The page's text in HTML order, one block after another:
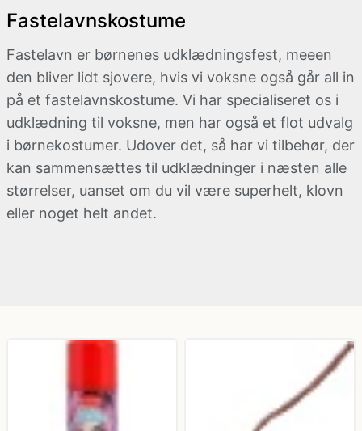
Dyrekostume
Farvede kontaktlinser
Gatsby tøj og Gangster kostume
Græsk gud kostume
Hatte og masker
Kostume-tilbehør (andet)
Nytår
Påske
Sommer
Vinter
- billige LED lyskæder
Fastelavnskostume
Fastelavn er børnenes udklædningsfest, meeen
den bliver lidt sjovere, hvis vi voksne også går all in
på et fastelavnskostume. Vi har specialiseret os i
udklædning til voksne, men har også et flot udvalg
i børnekostumer. Udover det, så har vi tilbehør, der
kan sammensættes til udklædninger i næsten alle
størrelser, uanset om du vil være superhelt, klovn
eller noget helt andet.